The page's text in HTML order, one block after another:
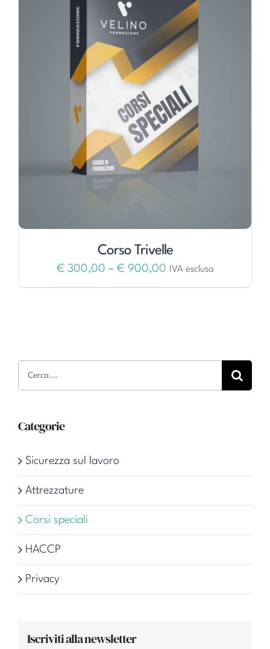
Corso Trivelle
€ 300,00 – € 900,00 IVA esclusa
Categorie
Sicurezza sul lavoro
Attrezzature
Corsi speciali
HACCP
Privacy
Iscriviti alla newsletter